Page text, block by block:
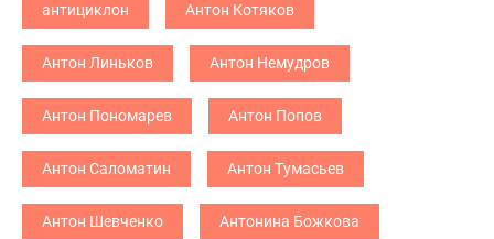
антициклон Антон Котяков
Антон Линьков Антон Немудров
Антон Пономарев Антон Попов
Антон Саломатин Антон Тумасьев
Антон Шевченко Антонина Божкова